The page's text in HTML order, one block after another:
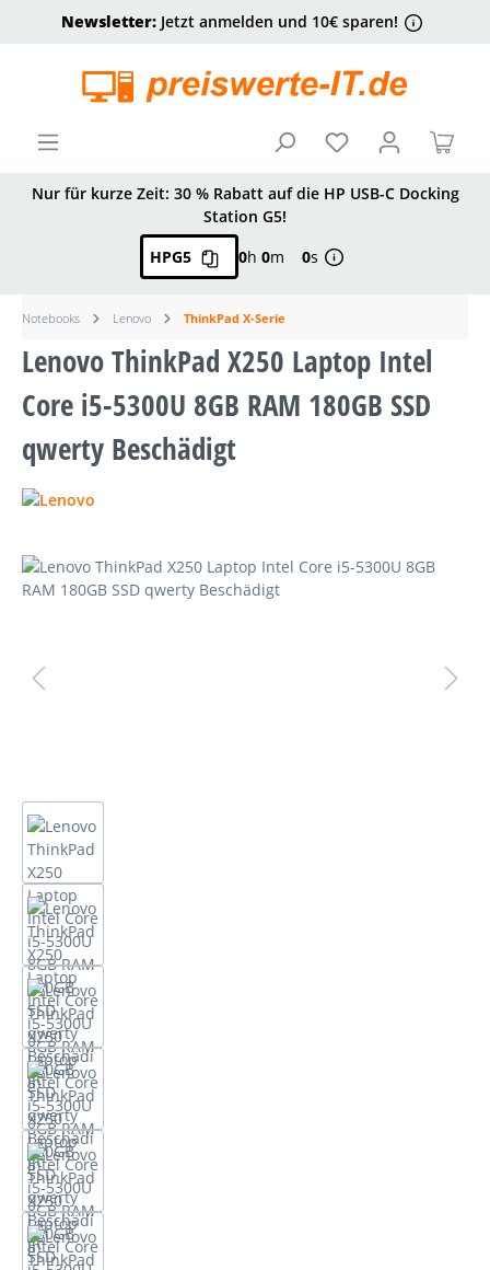
springen
Newsletter:Jetzt anmelden und 10€ sparen!
Nur für kurze Zeit: 30 % Rabatt auf die HP USB-C Docking
Station G5!
HPG5
0h 0m 0s
Notebooks Lenovo ThinkPad X-Serie
Lenovo ThinkPad X250 Laptop Intel
Core i5-5300U 8GB RAM 180GB SSD
qwerty Beschädigt
Bildergalerie überspringen